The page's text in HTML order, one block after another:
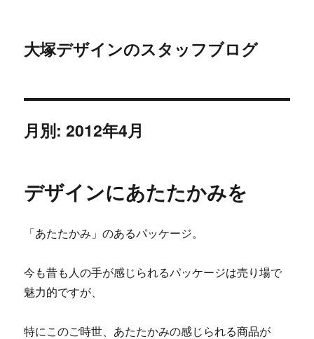
大塚デザインのスタッフブログ
月別: 2012年4月
デザインにあたたかみを
「あたたかみ」のあるパッケージ。
今も昔も人の手が感じられるパッケージは売り場で
魅力的ですが、
特にこのご時世、あたたかみの感じられる商品が